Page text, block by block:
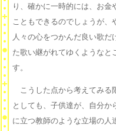
り、確かに一時的には、お金
こともできるのでしょうが、
人々の心をつかんだ良い歌だ
た歌い継がれてゆくようなと
す。
こうした点から考えてみる
としても、子供達が、自分
に立つ教師のような立場の人